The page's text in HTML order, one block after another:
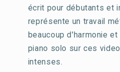
écrit pour débutants et
représente un travail
beaucoup d'harmonie
piano solo sur ces
intenses.